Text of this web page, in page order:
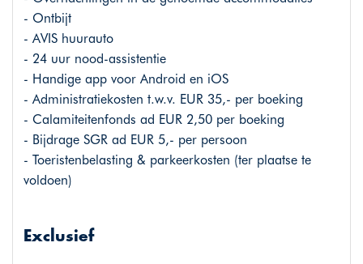
- Ontbijt
- AVIS huurauto
- 24 uur nood-assistentie
- Handige app voor Android en iOS
- Administratiekosten t.w.v. EUR 35,- per boeking
- Calamiteitenfonds ad EUR 2,50 per boeking
- Bijdrage SGR ad EUR 5,- per persoon
- Toeristenbelasting & parkeerkosten (ter plaatse te
voldoen)
Exclusief